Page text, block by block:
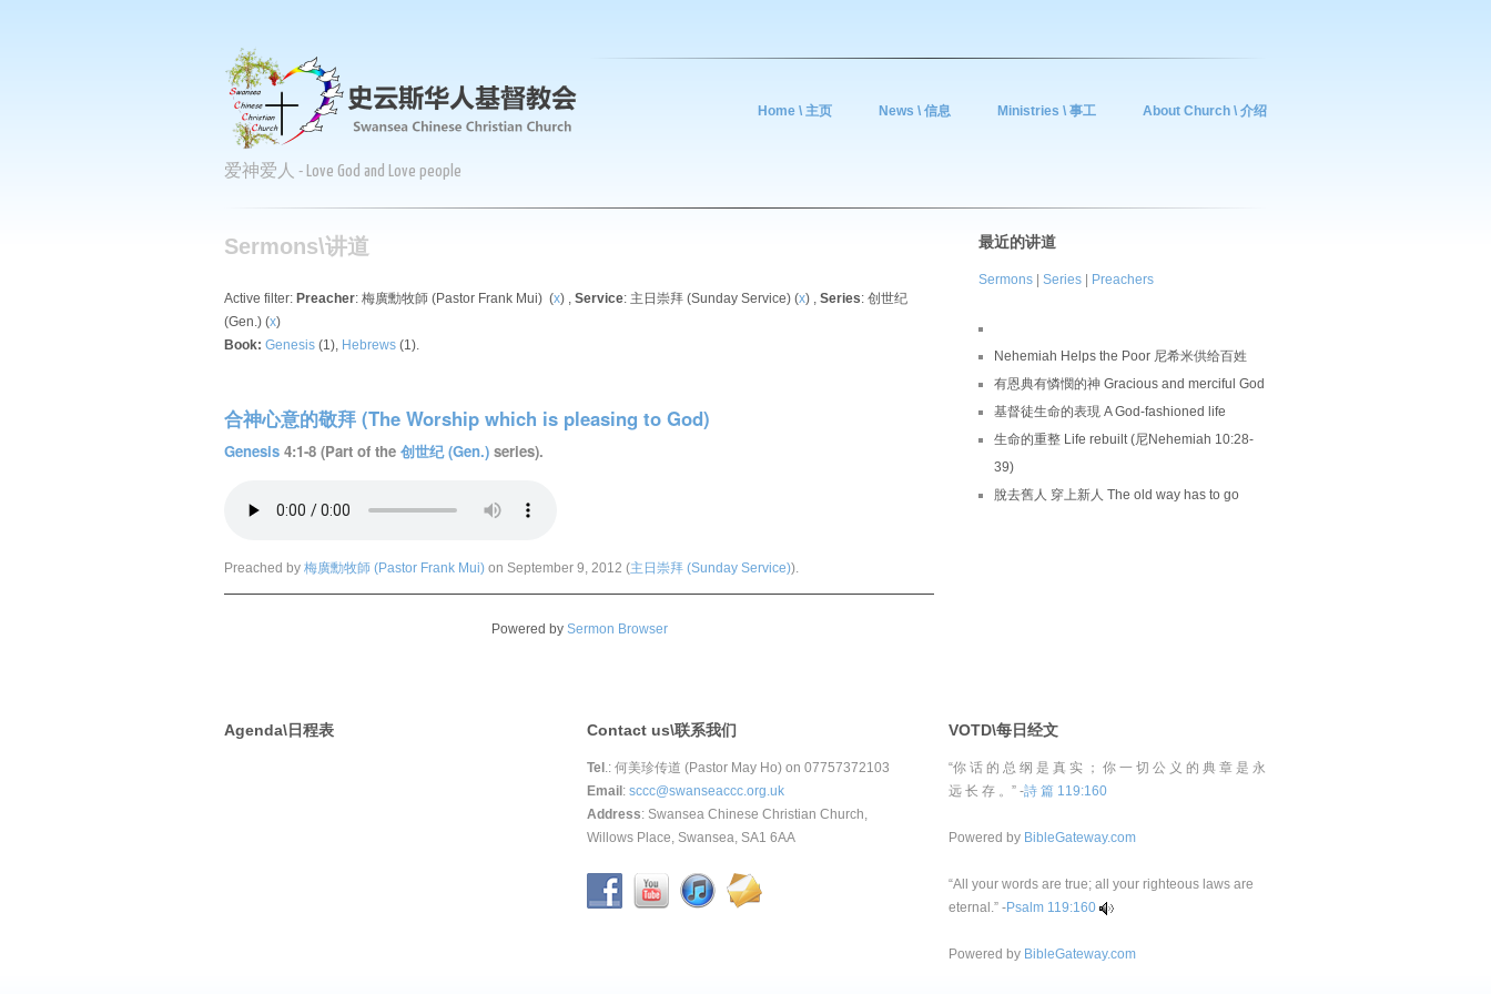
爱神爱人 - Love God and Love people
Home \ 主页 News \ 信息 Ministries \ 事工 About Church \ 介绍
Sermons\讲道
Active filter: Preacher: 梅廣勳牧師 (Pastor Frank Mui) (x) , Service: 主日崇拜 (Sunday Service) (x) , Series: 创世纪
(Gen.) (x)
Book: Genesis (1), Hebrews (1).
合神心意的敬拜 (The Worship which is pleasing to God)
Genesis 4:1-8 (Part of the 创世纪 (Gen.) series).
Preached by 梅廣勳牧師 (Pastor Frank Mui) on September 9, 2012 (主日崇拜 (Sunday Service)).
Powered by Sermon Browser
最近的讲道
Sermons Series Preachers
Nehemiah Helps the Poor 尼希米供给百姓
有恩典有憐憫的神 Gracious and merciful God
基督徒生命的表現 A God-fashioned life
生命的重整 Life rebuilt (尼Nehemiah 10:28-
39)
脫去舊人 穿上新人 The old way has to go
Agenda\日程表 Contact us\联系我们
Tel .: 何美珍传道 (Pastor May Ho) on 07757372103
Email : sccc@swanseaccc.org.uk
Address: Swansea Chinese Christian Church,
Willows Place, Swansea, SA1 6AA
VOTD\每日经文
“你 话 的 总 纲 是 真 实 ； 你 一 切 公 义 的 典 章 是 永
远 长 存 。” -詩 篇 119:160
Powered by BibleGateway.com
“All your words are true; all your righteous laws are
eternal.” -Psalm 119:160
Powered by BibleGateway.com